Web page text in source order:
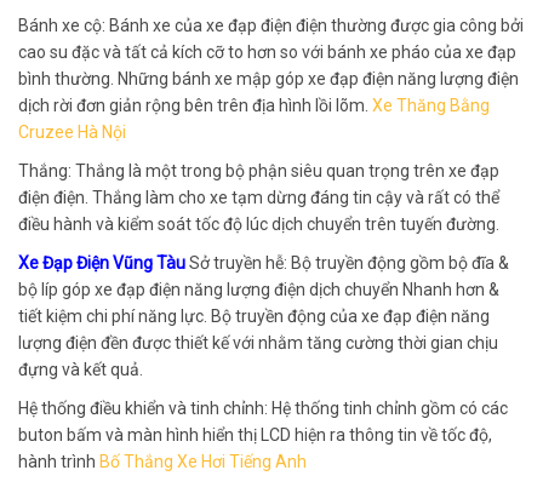
Bánh xe cộ: Bánh xe của xe đạp điện điện thường được gia công bởi
cao su đặc và tất cả kích cỡ to hơn so với bánh xe pháo của xe đạp
bình thường. Những bánh xe mập góp xe đạp điện năng lượng điện
dịch rời đơn giản rộng bên trên địa hình lồi lõm. Xe Thăng Bằng
Cruzee Hà Nội
Thắng: Thắng là một trong bộ phận siêu quan trọng trên xe đạp
điện điện. Thắng làm cho xe tạm dừng đáng tin cậy và rất có thể
điều hành và kiểm soát tốc độ lúc dịch chuyển trên tuyến đường.
Xe Đạp Điện Vũng TàuSở truyền hễ: Bộ truyền động gồm bộ đĩa &
bộ líp góp xe đạp điện năng lượng điện dịch chuyển Nhanh hơn &
tiết kiệm chi phí năng lực. Bộ truyền động của xe đạp điện năng
lượng điện đền được thiết kế với nhằm tăng cường thời gian chịu
đựng và kết quả.
Hệ thống điều khiển và tinh chỉnh: Hệ thống tinh chỉnh gồm có các
buton bấm và màn hình hiển thị LCD hiện ra thông tin về tốc độ,
hành trình Bố Thắng Xe Hơi Tiếng Anh